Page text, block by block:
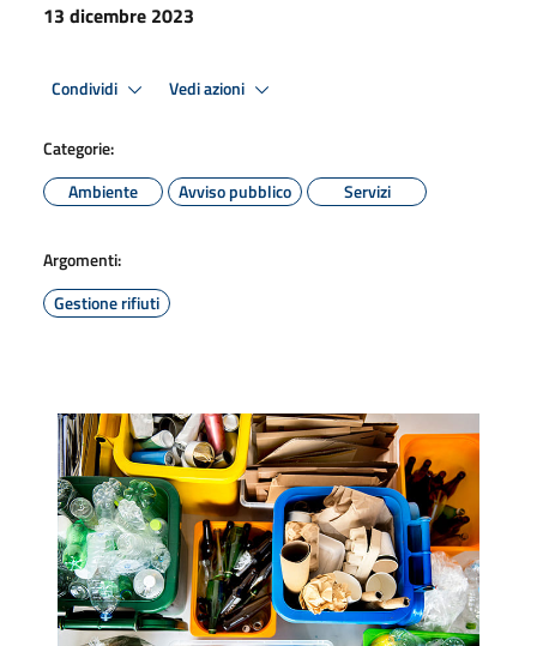
13 dicembre 2023
Condividi Vedi azioni
Categorie:
Ambiente
Avviso pubblico Servizi
Argomenti:
Gestione rifiuti